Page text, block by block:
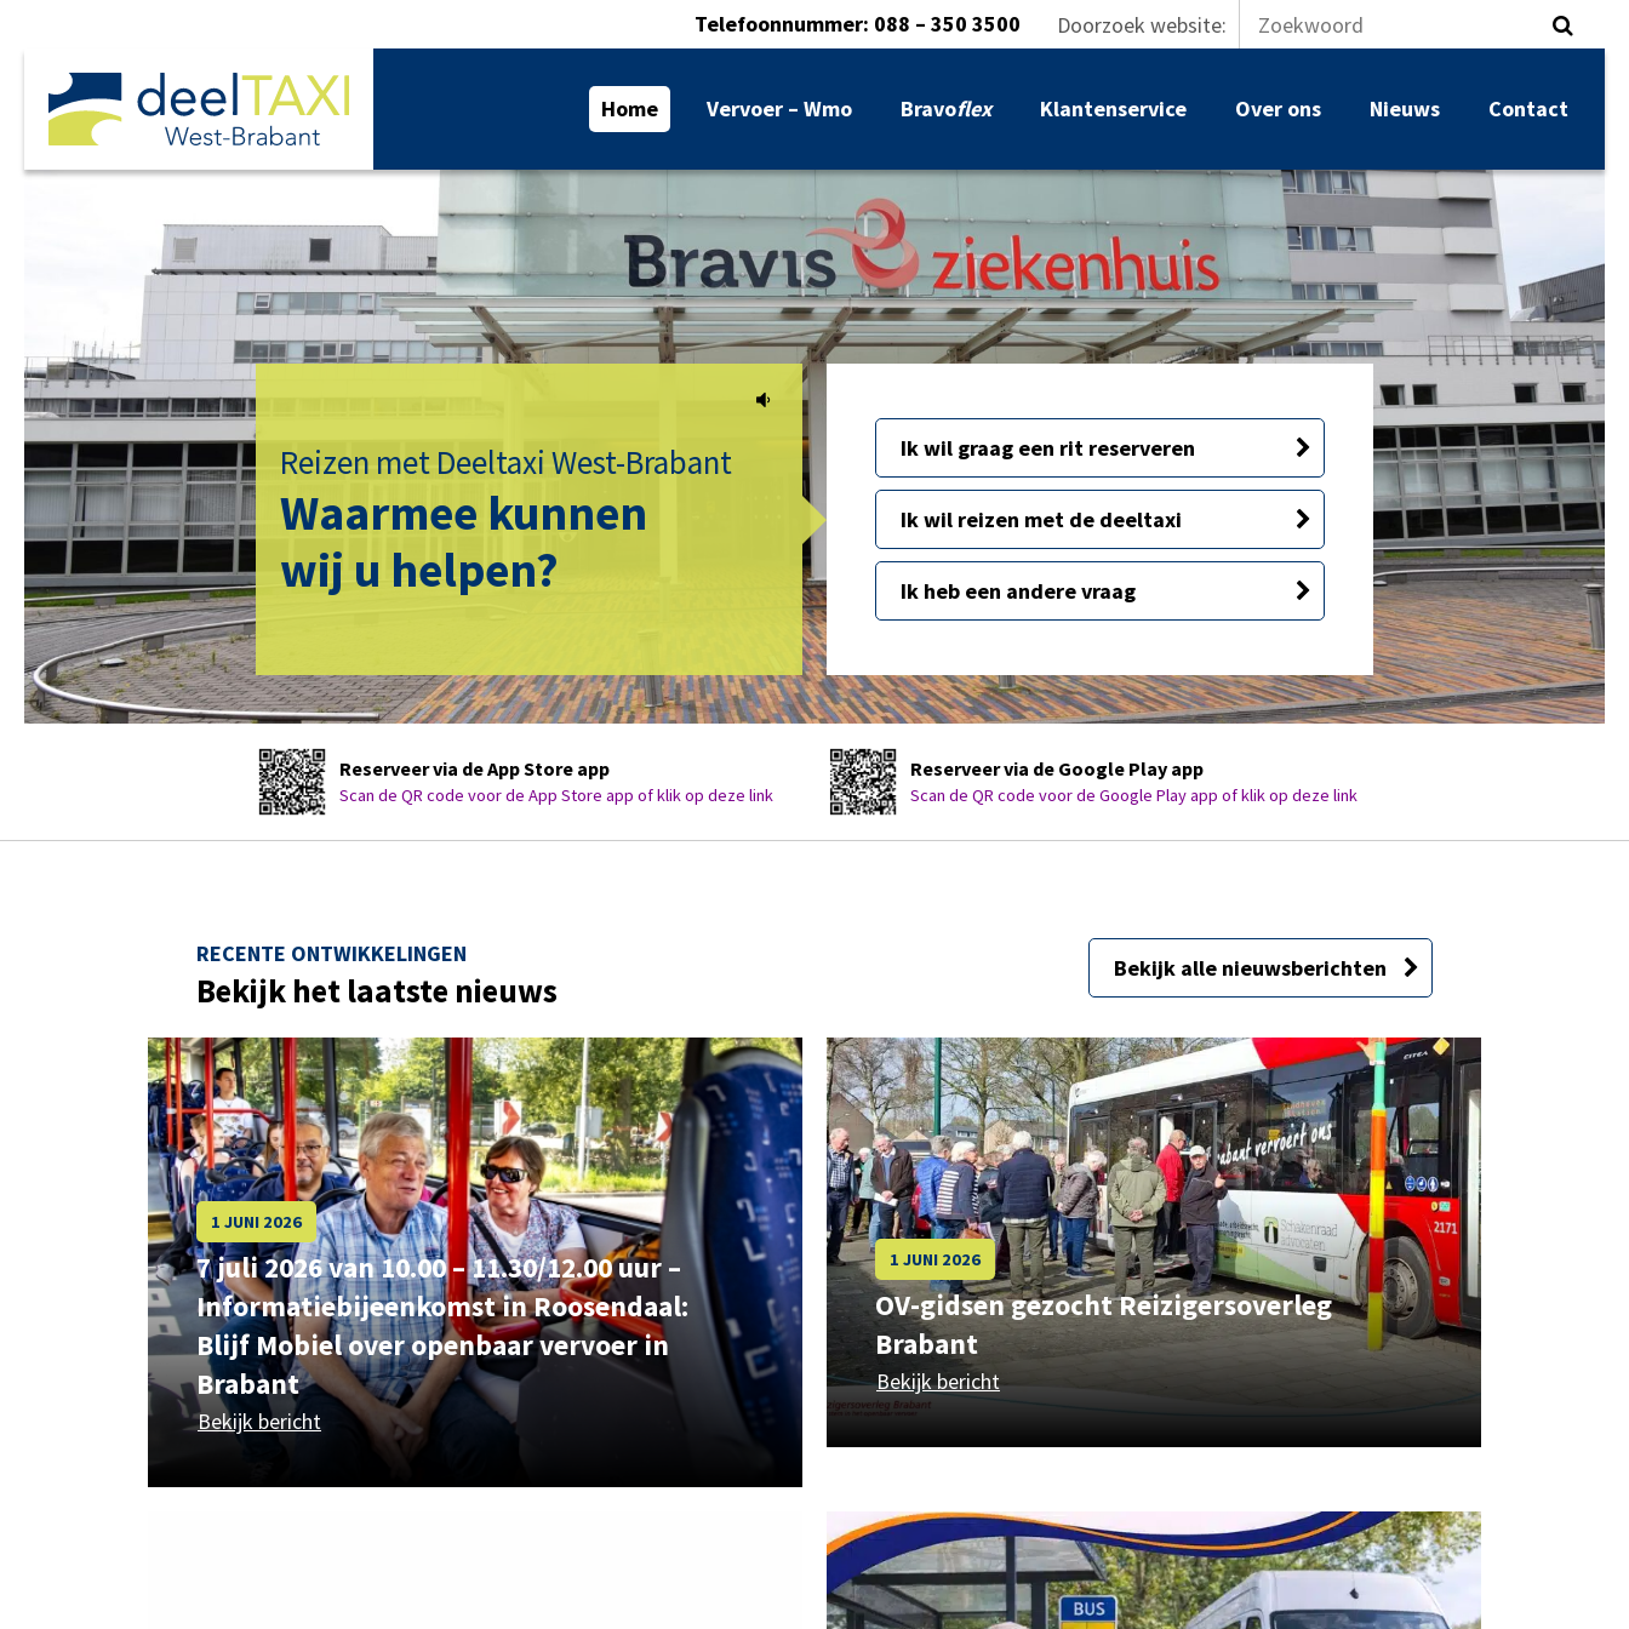
Telefoonnummer: 088 – 350 3500 Doorzoek website:
Home Vervoer – Wmo Bravoflex Klantenservice Over ons Nieuws Contact
Reizen met Deeltaxi West-Brabant
Waarmee kunnen
wij u helpen?
Ik wil graag een rit reserveren
Ik wil reizen met de deeltaxi
Ik heb een andere vraag
Reserveer via de App Store app
Scan de QR code voor de App Store app of klik op deze link
Reserveer via de Google Play app
Scan de QR code voor de Google Play app of klik op deze link
RECENTE ONTWIKKELINGEN
Bekijk het laatste nieuws
Bekijk alle nieuwsberichten
7 juli 2026 van 10.00 – 11.30/12.00 uur –
Informatiebijeenkomst in Roosendaal:
Blijf Mobiel over openbaar vervoer in
Brabant
1 JUNI 2026
Bekijk bericht over 7 juli 2026 van 10.00 – 11.30/12.00 uur – Informatiebijeenkomst in Roosendaal: Blijf Mobiel over openbaar vervoer in Brabant
OV-gidsen gezocht Reizigersoverleg
Brabant
1 JUNI 2026
Bekijk berichtover OV-gidsen gezocht Reizigersoverleg Brabant